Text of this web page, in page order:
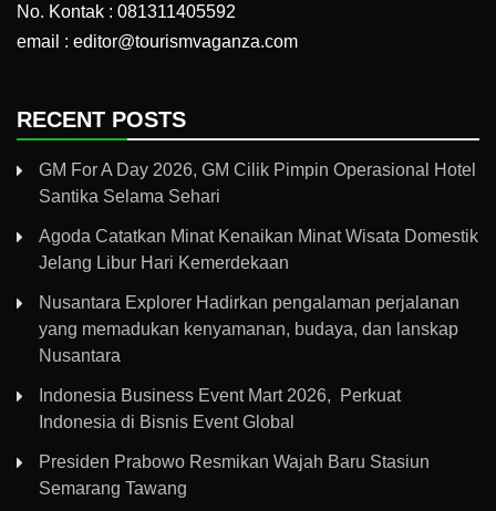
No. Kontak : 081311405592
email : editor@tourismvaganza.com
RECENT POSTS
GM For A Day 2026, GM Cilik Pimpin Operasional Hotel
Santika Selama Sehari
Agoda Catatkan Minat Kenaikan Minat Wisata Domestik
Jelang Libur Hari Kemerdekaan
Nusantara Explorer Hadirkan pengalaman perjalanan
yang memadukan kenyamanan, budaya, dan lanskap
Nusantara
Indonesia Business Event Mart 2026, Perkuat
Indonesia di Bisnis Event Global
Presiden Prabowo Resmikan Wajah Baru Stasiun
Semarang Tawang